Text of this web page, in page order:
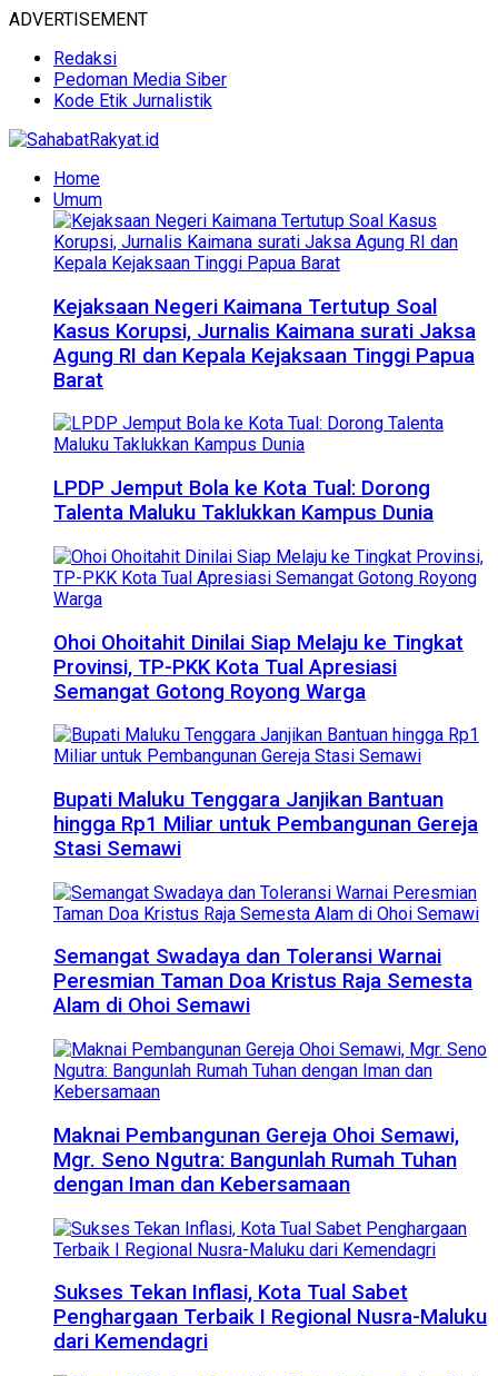
ADVERTISEMENT
Redaksi
Pedoman Media Siber
Kode Etik Jurnalistik
Home
Umum
Kejaksaan Negeri Kaimana Tertutup Soal
Kasus Korupsi, Jurnalis Kaimana surati Jaksa
Agung RI dan Kepala Kejaksaan Tinggi Papua
Barat
LPDP Jemput Bola ke Kota Tual: Dorong
Talenta Maluku Taklukkan Kampus Dunia
Ohoi Ohoitahit Dinilai Siap Melaju ke Tingkat
Provinsi, TP-PKK Kota Tual Apresiasi
Semangat Gotong Royong Warga
Bupati Maluku Tenggara Janjikan Bantuan
hingga Rp1 Miliar untuk Pembangunan Gereja
Stasi Semawi
Semangat Swadaya dan Toleransi Warnai
Peresmian Taman Doa Kristus Raja Semesta
Alam di Ohoi Semawi
Maknai Pembangunan Gereja Ohoi Semawi,
Mgr. Seno Ngutra: Bangunlah Rumah Tuhan
dengan Iman dan Kebersamaan
Sukses Tekan Inflasi, Kota Tual Sabet
Penghargaan Terbaik I Regional Nusra-Maluku
dari Kemendagri